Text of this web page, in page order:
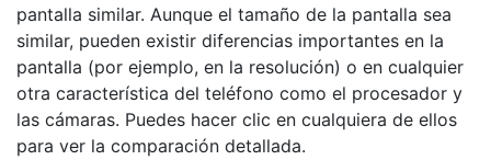
pantalla similar. Aunque el tamaño de la pantalla sea
similar, pueden existir diferencias importantes en la
pantalla (por ejemplo, en la resolución) o en cualquier
otra característica del teléfono como el procesador y
las cámaras. Puedes hacer clic en cualquiera de ellos
para ver la comparación detallada.